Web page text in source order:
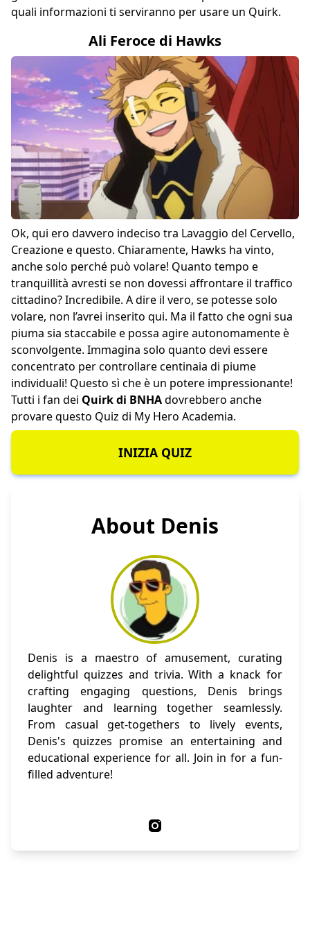
quali informazioni ti serviranno per usare un Quirk.
Ali Feroce di Hawks
Ok, qui ero davvero indeciso tra Lavaggio del Cervello,
Creazione e questo. Chiaramente, Hawks ha vinto,
anche solo perché può volare! Quanto tempo e
tranquillità avresti se non dovessi affrontare il traffico
cittadino? Incredibile. A dire il vero, se potesse solo
volare, non l’avrei inserito qui. Ma il fatto che ogni sua
piuma sia staccabile e possa agire autonomamente è
sconvolgente. Immagina solo quanto devi essere
concentrato per controllare centinaia di piume
individuali! Questo sì che è un potere impressionante!
Tutti i fan dei Quirk di BNHAdovrebbero anche
provare questo Quiz di My Hero Academia.
INIZIA QUIZ
About Denis
Denis is a maestro of amusement, curating
delightful quizzes and trivia. With a knack for
crafting engaging questions, Denis brings
laughter and learning together seamlessly.
From casual get-togethers to lively events,
Denis's quizzes promise an entertaining and
educational experience for all. Join in for a fun-
filled adventure!